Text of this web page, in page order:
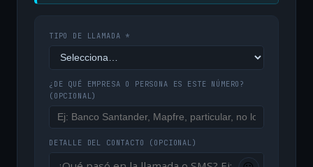
TIPO DE LLAMADA *
¿DE QUÉ EMPRESA O PERSONA ES ESTE NÚMERO?
(OPCIONAL)
DETALLE DEL CONTACTO (OPCIONAL)